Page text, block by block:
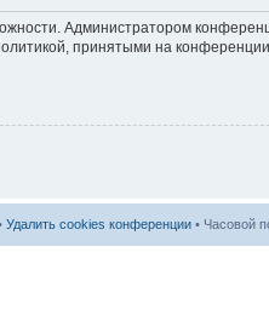
Администратором
принятыми на
Удалить cookies конференции • Часовой